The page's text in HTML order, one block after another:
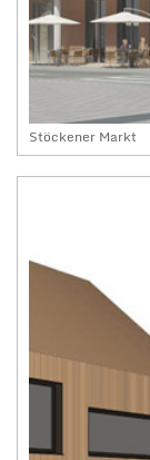
Stöckener Markt